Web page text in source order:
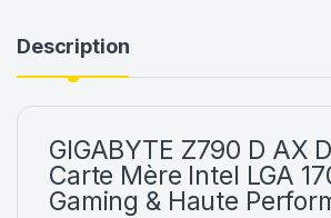
Description
GIGABYTE Z790 D AX
Carte Mère Intel LGA
Gaming & Haute